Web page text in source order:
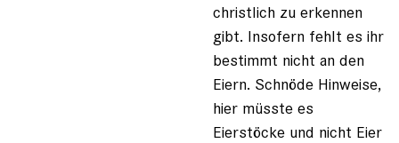
christlich zu erkennen
gibt. Insofern fehlt es ihr
bestimmt nicht an den
Eiern. Schnöde Hinweise,
hier müsste es
Eierstöcke und nicht Eier